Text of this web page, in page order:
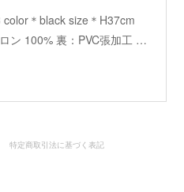
＊black size＊H37cm
ン 100% 裏：PVC張加工 …
特定商取引法に基づく表記